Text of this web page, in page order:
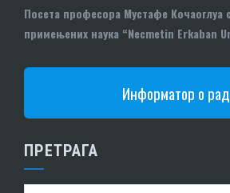
Посета професора Мустафе Кочаоглуа
примењених наука “Necmetin Erkaban
Информатор о
ПРЕТРАГА